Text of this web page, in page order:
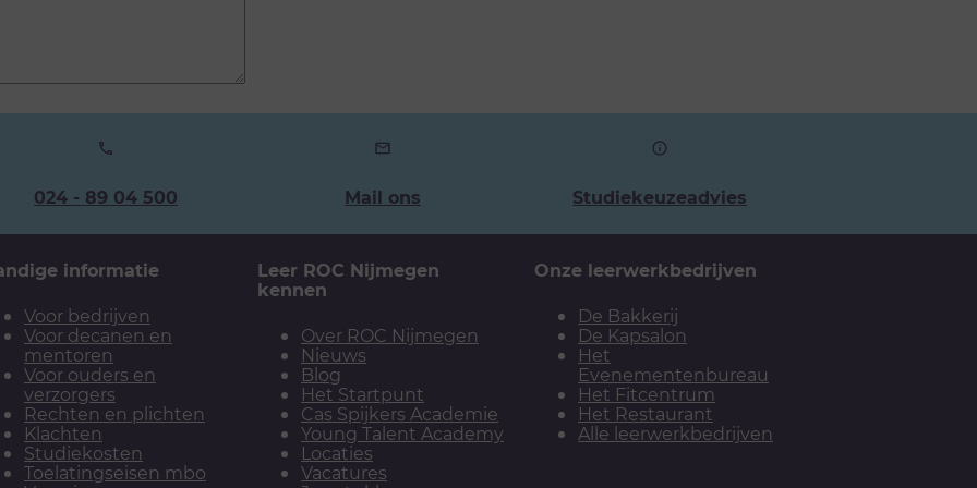
Ons
024 - 89 04 500 Mail ons Studiekeuzeadvies
informatie
Voor bedrijven
Voor decanen en
mentoren
Voor ouders en
verzorgers
Rechten en plichten
Klachten
Studiekosten
Toelatingseisen mbo
Leer ROC Nijmegen
kennen
Over ROC Nijmegen
Nieuws
Blog
Het Startpunt
Cas Spijkers Academie
Young Talent Academy
Locaties
Vacatures
Onze leerwerkbedrijven
De Bakkerij
De Kapsalon
Het
Evenementenbureau
Het Fitcentrum
Het Restaurant
Alle leerwerkbedrijven